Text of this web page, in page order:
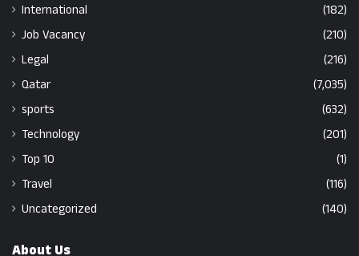
International
(182)
Job Vacancy
(210)
Legal
(216)
Qatar
(7,035)
sports
(632)
Technology
(201)
Top 10
(1)
Travel
(116)
Uncategorized
(140)
About Us